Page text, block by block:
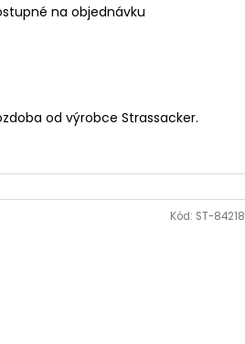
na objednávku
od výrobce Strassacker.
Kód: ST-84218